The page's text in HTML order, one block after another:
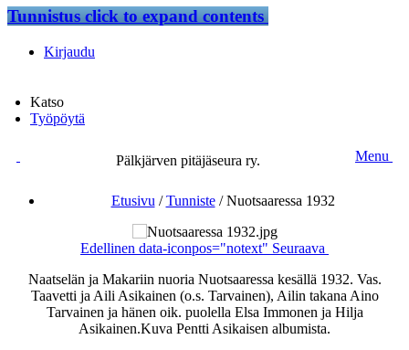
Tunnistusclick to expand contents
Kirjaudu
Katso
Työpöytä
Pälkjärven pitäjäseura ry. Menu
Etusivu /Tunniste /Nuotsaaressa 1932
Edellinen data-iconpos="notext" Seuraava
Naatselän ja Makariin nuoria Nuotsaaressa kesällä 1932. Vas.
Taavetti ja Aili Asikainen (o.s. Tarvainen), Ailin takana Aino
Tarvainen ja hänen oik. puolella Elsa Immonen ja Hilja
Asikainen.Kuva Pentti Asikaisen albumista.